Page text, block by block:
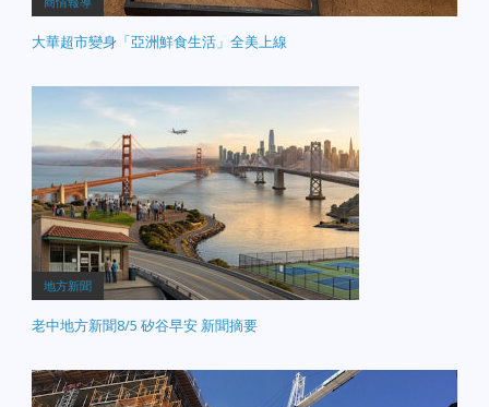
大華超市變身「亞洲鮮食生活」全美上線
地方新聞
老中地方新聞8/5 矽谷早安 新聞摘要